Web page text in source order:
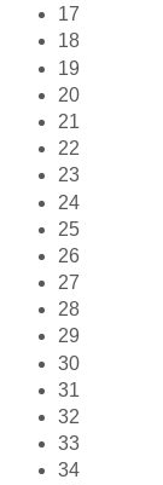
17
18
19
20
21
22
23
24
25
26
27
28
29
30
31
32
33
34